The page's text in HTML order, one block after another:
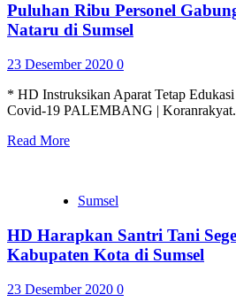
Puluhan Ribu Personel
Nataru di Sumsel
23 Desember 2020 0
* HD Instruksikan Aparat Tetap
Covid-19 PALEMBANG |
Read More
Sumsel
HD Harapkan Santri Tani
Kabupaten Kota di Sumsel
23 Desember 2020 0